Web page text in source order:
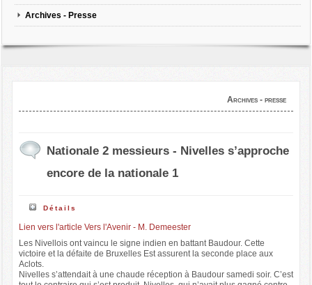
Archives - Presse
Archives - presse
Nationale 2 messieurs - Nivelles s’approche
encore de la nationale 1
Détails
Lien vers l'article Vers l'Avenir - M. Demeester
Les Nivellois ont vaincu le signe indien en battant Baudour. Cette
victoire et la défaite de Bruxelles Est assurent la seconde place aux
Aclots.
Nivelles s’attendait à une chaude réception à Baudour samedi soir. C’est